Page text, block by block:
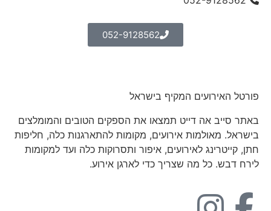
052-9128562
פורטל האירועים המקיף בישראל
באתר סייב אה דייט תמצאו את הספקים הטובים והמומלצים
בישראל. מאולמות אירועים, מקומות להתארגנות כלה, חליפות
חתן, קייטרינג לאירועים, איפור ותסרוקות כלה ועד למקומות
לירח דבש. כל מה שצריך כדי לארגן אירוע.